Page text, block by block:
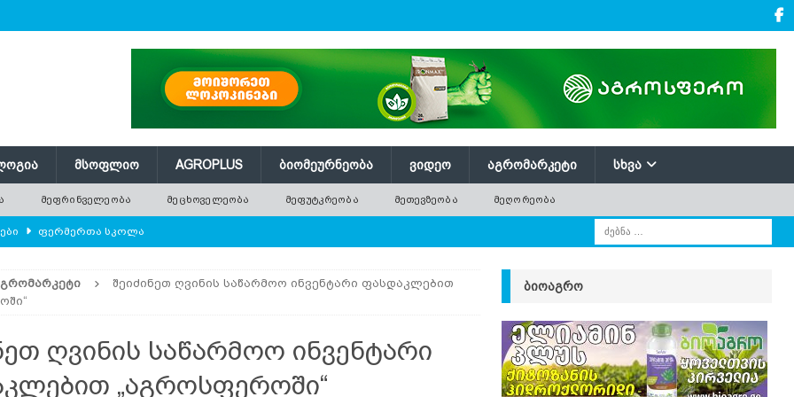
ᲛᲡᲝᲤᲚᲘᲝ AGROPLUS ᲑᲘᲝᲛᲔᲣᲠᲜᲔᲝᲑᲐ ᲕᲘᲓᲔᲝ ᲐᲒᲠᲝᲛᲐᲠᲙᲔᲢᲘ ᲡᲮᲕᲐ
ᲛᲔᲤᲠᲘᲜᲕᲔᲚᲔᲝᲑᲐ ᲛᲔᲪᲮᲝᲕᲔᲚᲔᲝᲑᲐ ᲛᲔᲤᲣᲢᲙᲠᲔᲝᲑᲐ ᲛᲔᲗᲔᲕᲖᲔᲝᲑᲐ ᲛᲔᲦᲝᲠᲔᲝᲑᲐ
ᲤᲔᲠᲛᲔᲠᲗᲐ ᲡᲙᲝᲚᲐ
გამხმარ ხეებს? AGROPLUS
და პროდუქტიულობა
შემცირებას პროგნოზირებენ ᲐᲒᲠᲝ ᲡᲘᲐᲮᲚᲔᲔᲑᲘ
შეიძინეთ ღვინის საწარმოო ინვენტარი ფასდაკლებით
ღვინის საწარმოო ინვენტარი
„აგროსფეროში“
ᲑᲘᲝᲐᲒᲠᲝ